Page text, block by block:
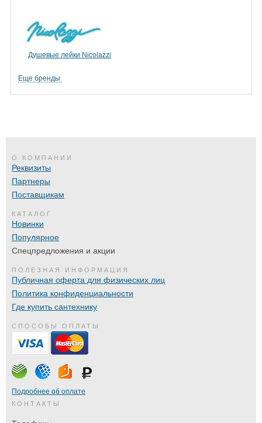
Душевые лейки Nicolazzi
Еще бренды
О КОМПАНИИ
Реквизиты
Партнеры
Поставщикам
КАТАЛОГ
Новинки
Популярное
Спецпредложения и акции
ПОЛЕЗНАЯ ИНФОРМАЦИЯ
Публичная оферта для физических лиц
Политика конфиденциальности
Где купить сантехнику
СПОСОБЫ ОПЛАТЫ
Подробнее об оплате
КОНТАКТЫ